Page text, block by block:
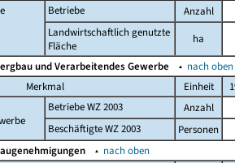
Betriebe Anzahl
Landwirtschaftlich genutzte
Fläche
ha
und Verarbeitendes Gewerbe ▴ nach oben
Merkmal
Einheit
Betriebe WZ 2003 Anzahl
Beschäftigte WZ 2003
Personen
▴ nach oben